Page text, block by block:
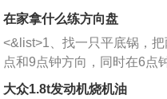
者是细棍，直接将杂物给取
堵塞情况比较严重，也可以
施。 <&list>2、直接利用木
杂物推到排气管里面的位置
三元催化器拆解开，就可以
在家拿什么练方向盘
<&list>1、找一只平底锅，
点和9点钟方向，同时在6点
方向做一个标记。 <&list>2
大众1.8t发动机烧机油